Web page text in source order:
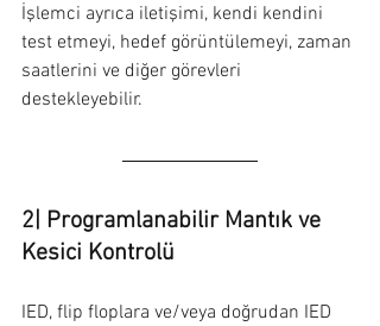
İşlemci ayrıca iletişimi, kendi kendini
test etmeyi, hedef görüntülemeyi, zaman
saatlerini ve diğer görevleri
destekleyebilir.
2| Programlanabilir Mantık ve
Kesici Kontrolü
IED, flip floplara ve/veya doğrudan IED